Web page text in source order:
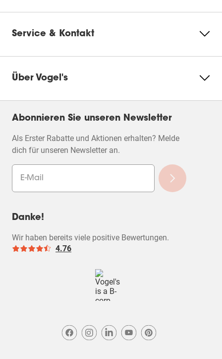
Service & Kontakt
Über Vogel's
Abonnieren Sie unseren Newsletter
Als Erster Rabatte und Aktionen erhalten? Melde
dich für unseren Newsletter an.
Danke!
Wir haben bereits viele positive Bewertungen.
4.76